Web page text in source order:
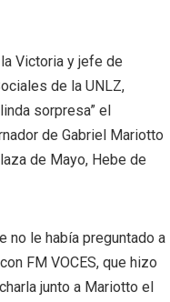
Victoria y jefe de
de la UNLZ,
sorpresa” el
de Gabriel Mariotto
de Mayo, Hebe de
no le había preguntado a
FM VOCES, que hizo
junto a Mariotto el